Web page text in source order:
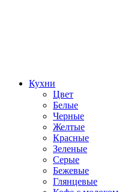
Кухни
Цвет
Белые
Черные
Желтые
Красные
Зеленые
Серые
Бежевые
Глянцевые